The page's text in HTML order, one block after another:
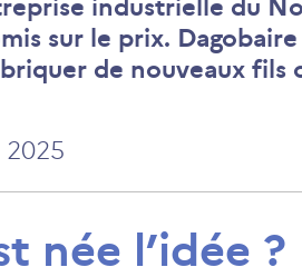
industrielle du
sur le prix.
de nouveaux fils
2025
née l’idée ?